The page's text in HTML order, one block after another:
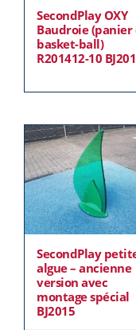
SecondPlay OXY
Baudroie (panier
basket-ball)
R201412-10
SecondPlay
algue – ancienne
version avec
montage spécial
BJ2015